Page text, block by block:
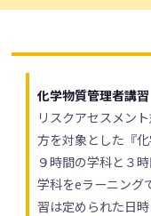
化学物質管理者講習
リスクアセスメン
方を対象とした『
９時間の学科と３
学科をeラーニング
習は定められた日